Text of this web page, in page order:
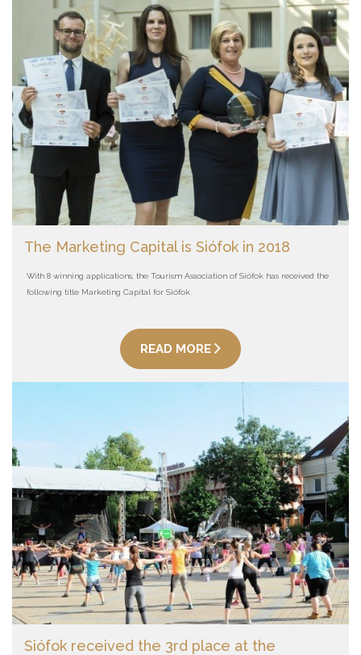
The Marketing Capital is Siófok in 2018
With 8 winning applications, the Tourism Association of Siófok has received the
following title Marketing Capital for Siófok.
READ MORE
Siófok received the 3rd place at the